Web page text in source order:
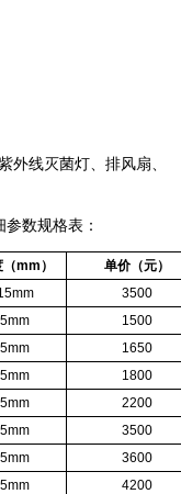
外线灭菌灯、排风扇、
参数规格表：
（mm ）
单价（元）
3500
5mm
1500
5mm
1650
5mm
1800
5mm
2200
5mm
3500
5mm
3600
5mm
4200